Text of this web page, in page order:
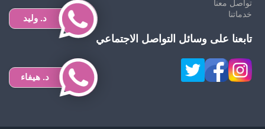
تواصل معنا
خدماتنا
تابعنا على وسائل التواصل الاجتماعي
د. وليد
د. هيفاء